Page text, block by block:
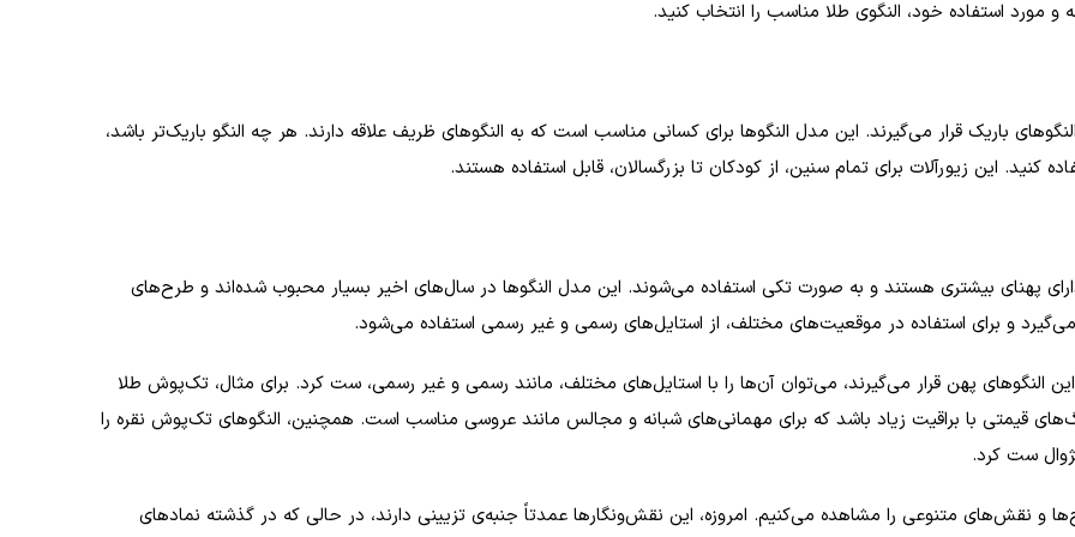
مورد استفاده خود، النگوی طلا مناسب را انتخاب کنید.
باریک قرار می‌گیرند. این مدل النگوها برای کسانی مناسب است که به النگوهای ظریف علاقه دارند. هر چه النگو باریک‌تر باشد،
کنید. این زیورآلات برای تمام سنین، از کودکان تا بزرگسالان، قابل استفاده هستند.
پهنای بیشتری هستند و به صورت تکی استفاده می‌شوند. این مدل النگوها در سال‌های اخیر بسیار محبوب شده‌اند و طرح‌های
و برای استفاده در موقعیت‌های مختلف، از استایل‌های رسمی و غیر رسمی استفاده می‌شود.
النگوهای پهن قرار می‌گیرند، می‌توان آن‌ها را با استایل‌های مختلف، مانند رسمی و غیر رسمی، ست کرد. برای مثال، تک‌پوش طلا
قیمتی با براقیت زیاد باشد که برای مهمانی‌های شبانه و مجالس مانند عروسی مناسب است. همچنین، النگوهای تک‌پوش نقره را
ست کرد.
و نقش‌های متنوعی را مشاهده می‌کنیم. امروزه، این نقش‌ونگارها عمدتاً جنبه‌ی تزیینی دارند، در حالی که در گذشته نمادهای